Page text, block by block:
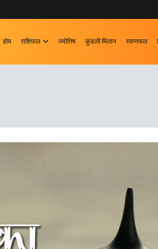
होम राशिफल ज्योतिष कुंडली मिलान स्वप्नफल